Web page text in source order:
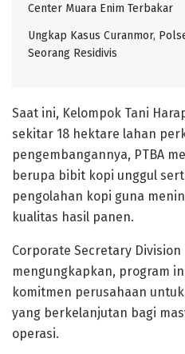
Center Muara Enim Terbakar
Ungkap Kasus Curanmor,
Seorang Residivis
Saat ini, Kelompok Tani
sekitar 18 hektare lahan
pengembangannya, PTBA
berupa bibit kopi unggul
pengolahan kopi guna
kualitas hasil panen.
Corporate Secretary Division
mengungkapkan, program
komitmen perusahaan
yang berkelanjutan bagi
operasi.